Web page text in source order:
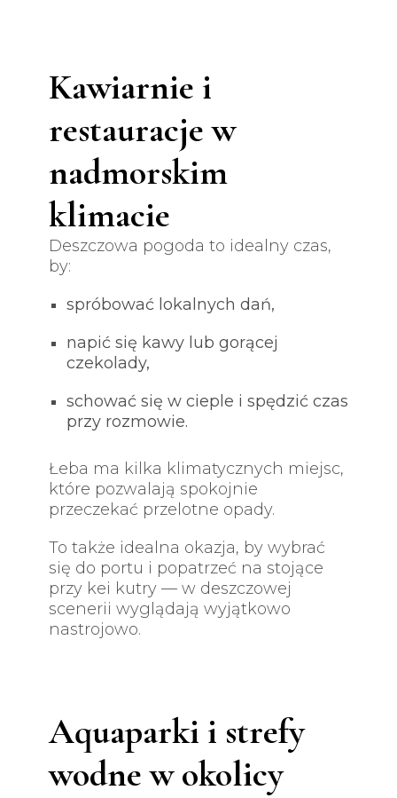
Kawiarnie i
restauracje w
nadmorskim
klimacie
Deszczowa pogoda to idealny czas,
by:
spróbować lokalnych dań,
napić się kawy lub gorącej
czekolady,
schować się w cieple i spędzić czas
przy rozmowie.
Łeba ma kilka klimatycznych miejsc,
które pozwalają spokojnie
przeczekać przelotne opady.
To także idealna okazja, by wybrać
się do portu i popatrzeć na stojące
przy kei kutry — w deszczowej
scenerii wyglądają wyjątkowo
nastrojowo.
Aquaparki i strefy
wodne w okolicy